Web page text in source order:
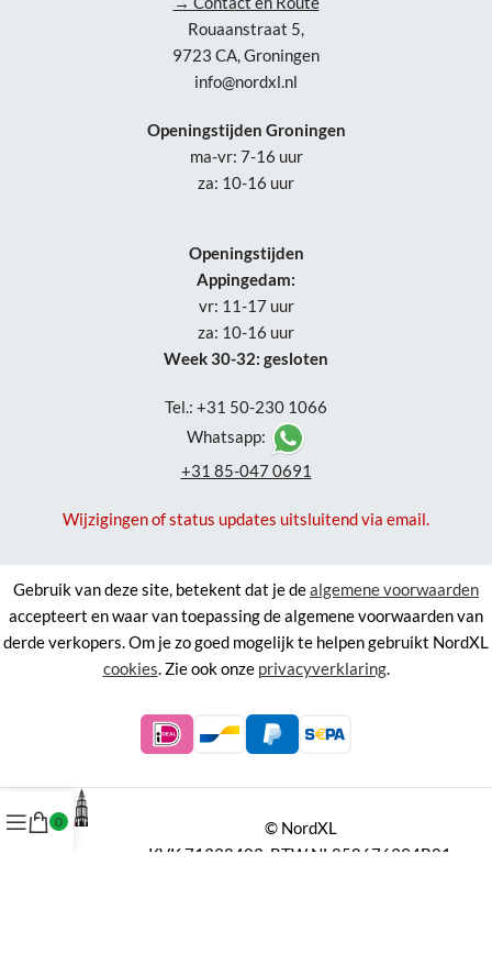
Rouaanstraat 5,
9723 CA, Groningen
info@nordxl.nl
Openingstijden Groningen
ma-vr: 7-16 uur
za: 10-16 uur
Openingstijden
Appingedam:
vr: 11-17 uur
za: 10-16 uur
Week 30-32: gesloten
Tel.: +31 50-230 1066
Whatsapp:
+31 85-047 0691
Wijzigingen of status updates uitsluitend via email.
Gebruik van deze site, betekent dat je dealgemene voorwaarden
accepteert en waar van toepassing de algemene voorwaarden van
derde verkopers. Om je zo goed mogelijk te helpen gebruikt NordXL
cookies . Zie ook onze privacyverklaring.
© NordXL
KVK 71338403, BTW NL858676394B01.
0